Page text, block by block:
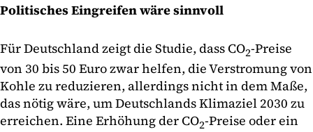
Politisches Eingreifen wäre sinnvoll
Für Deutschland zeigt die Studie, dass CO2-Preise
von 30 bis 50 Euro zwar helfen, die Verstromung von
Kohle zu reduzieren, allerdings nicht in dem Maße,
das nötig wäre, um Deutschlands Klimaziel 2030 zu
erreichen. Eine Erhöhung der CO2-Preise oder ein